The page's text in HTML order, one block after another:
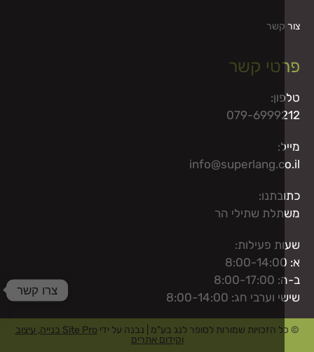
קשר
קשר
079-
שתילי הר
פעילות:
חג: 8:00-14:00
הזכויות שמורות לסופר לנג בע"מ | נבנה על ידי
Site Pro בנייה, עיצוב
וקידום אתרים
צרו קשר